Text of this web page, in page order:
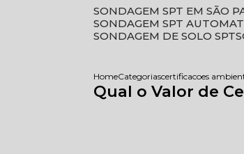
SONDAGEM SPT EM SÃO
SONDAGEM SPT
SONDAGEM DE SOLO SPT
HomeCategoriascertificacoes
Qual o Valor de